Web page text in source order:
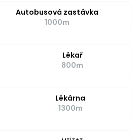
Autobusová zastávka
1000m
Lékař
800m
Lékárna
1300m